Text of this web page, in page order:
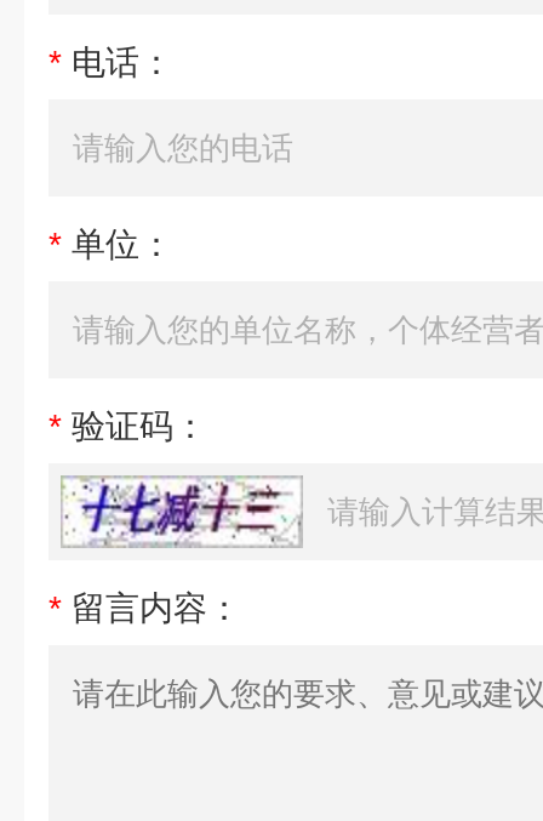
* 电话：
* 单位：
* 验证码：
* 留言内容：